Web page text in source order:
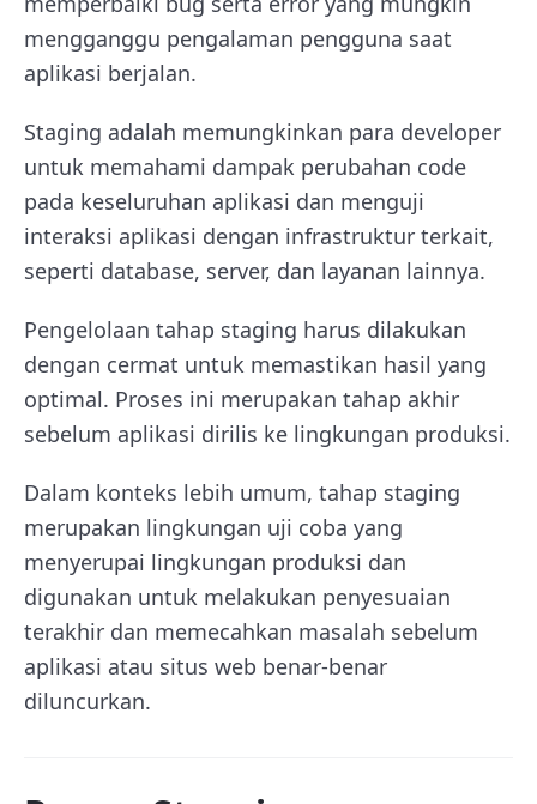
mengganggu pengalaman pengguna saat
aplikasi berjalan.
Staging adalah memungkinkan para developer
untuk memahami dampak perubahan code
pada keseluruhan aplikasi dan menguji
interaksi aplikasi dengan infrastruktur terkait,
seperti database, server, dan layanan lainnya.
Pengelolaan tahap staging harus dilakukan
dengan cermat untuk memastikan hasil yang
optimal. Proses ini merupakan tahap akhir
sebelum aplikasi dirilis ke lingkungan produksi.
Dalam konteks lebih umum, tahap staging
merupakan lingkungan uji coba yang
menyerupai lingkungan produksi dan
digunakan untuk melakukan penyesuaian
terakhir dan memecahkan masalah sebelum
aplikasi atau situs web benar-benar
diluncurkan.